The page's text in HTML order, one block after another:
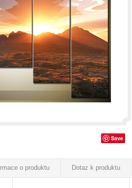
Save
o produktu Dotaz k produktu